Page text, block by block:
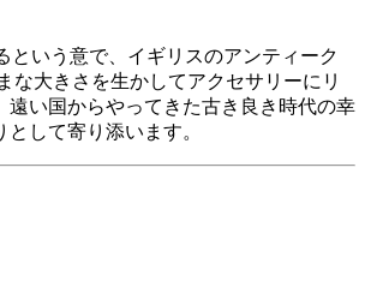
という意で、イギリスのアンティーク
な大きさを生かしてアクセサリーにリ
遠い国からやってきた古き良き時代の幸
して寄り添います。